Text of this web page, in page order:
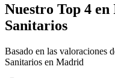
Nuestro Top 4
Sanitarios
Basado en las valoraciones
Sanitarios en Madrid